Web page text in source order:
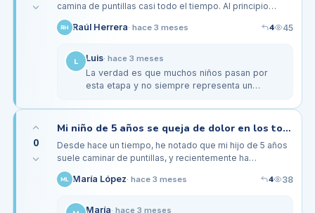
camina de puntillas casi todo el tiempo. Al principio
pensé que era una fase, pero ahora me preocupa que
esto pueda afectar…
RH Raúl Herrera· hace 3 meses 4 45
L Luis· hace 3 meses
La verdad es que muchos niños pasan por
esta etapa y no siempre representa un
también caminaba de puntillas y,…
0
Mi niño de 5 años se queja de dolor en los tobillos al caminar de puntillas, ¿qué puedo hacer?
Desde hace un tiempo, he notado que mi hijo de 5 años
suele caminar de puntillas, y recientemente ha
comenzado a quejarse de dolor en los tobillos después
de jugar. Al principio,…
ML María López· hace 3 meses 4 38
María· hace 3 meses